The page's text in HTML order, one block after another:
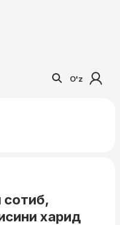
O'z
сотиб,
харид